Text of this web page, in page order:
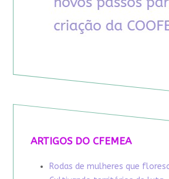
ARTIGOS DO CFEMEA
Rodas de mulheres que